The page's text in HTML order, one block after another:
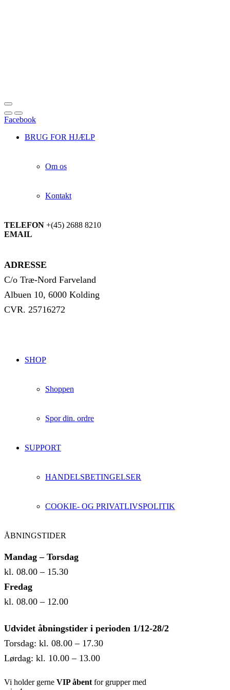
Facebook
BRUG FOR HJÆLP
Om os
Kontakt
TELEFON +(45) 2688 8210
EMAIL
ADRESSE
C/o Træ-Nord Farveland
Albuen 10, 6000 Kolding
CVR. 25716272
SHOP
Shoppen
Spor din. ordre
SUPPORT
HANDELSBETINGELSER
COOKIE- OG PRIVATLIVSPOLITIK
ÅBNINGSTIDER
Mandag – Torsdag
kl. 08.00 – 15.30
Fredag
kl. 08.00 – 12.00
Udvidet åbningstider i perioden 1/12-28/2
Torsdag: kl. 08.00 – 17.30
Lørdag: kl. 10.00 – 13.00
Vi holder gerne VIP åbent for grupper med